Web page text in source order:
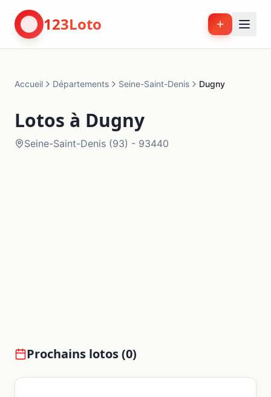
123Loto
Accueil Départements Seine-Saint-Denis Dugny
Lotos à Dugny
Seine-Saint-Denis (93) - 93440
Prochains lotos (0)